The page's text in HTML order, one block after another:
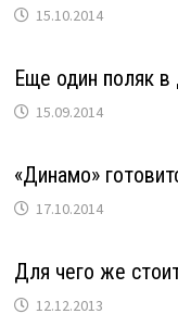
15.10.2014
Еще один поляк в
15.09.2014
«Динамо»
17.10.2014
Для чего же
12.12.2013